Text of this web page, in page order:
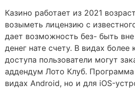
Казино работает из 2021
возыметь лицензию с
дает возможность без- быть
денег нате счету. В видах более
доступа пользователи могут
аддендум Лото Клуб. Программа
видах Android, но и для iOS-